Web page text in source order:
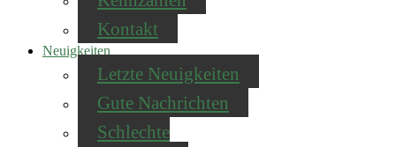
Kontakt
Neuigkeiten
Letzte Neuigkeiten
Gute Nachrichten
Schlechte